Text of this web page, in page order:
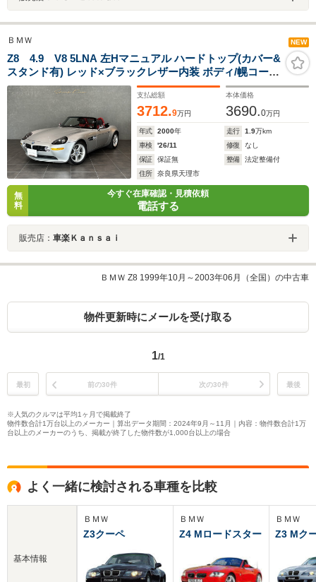
ＢＭＷ NEW
Z8 4.9 V8 5LNA 左Hマニュアル ハードトップ(カバー&
スタンド有) レッド×ブラックレザー内装 ボディ/幌コーテ
ィング施工 フルオリジナル フロントウインカー/サイドウ
インカー・テールランプ/リアウインカー ネオン管
支払総額
3712.9万円
本体価格
3690.0万円
年式 2000年 走行 1.9万km
車検
'26/11 修復
なし
保証
保証無 整備
法定整備付
住所
奈良県天理市
無
料
今すぐ在庫確認・見積依頼
電話する
販売店： 車楽Ｋａｎｓａｉ
ＢＭＷ Z8 1999年10月～2003年06月（全国）の中古車
物件更新時にメールを受け取る
1/1
最初 前の30件 次の30件 最後
※人気のクルマは平均1ヶ月で掲載終了
物件数合計1万台以上のメーカー｜算出データ期間：2024年9月～11月｜内容：物件数合計1万
台以上のメーカーのうち、掲載が終了した物件数が1,000台以上の場合
よく一緒に検討される車種を比較
基本情報
ＢＭＷ
Z3クーペ
ＢＭＷ
Z4 Mロードスター
ＢＭＷ
Z3 Mク